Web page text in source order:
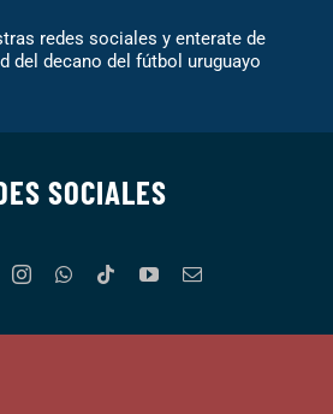
redes sociales y enterate de
del decano del fútbol uruguayo
SOCIALES